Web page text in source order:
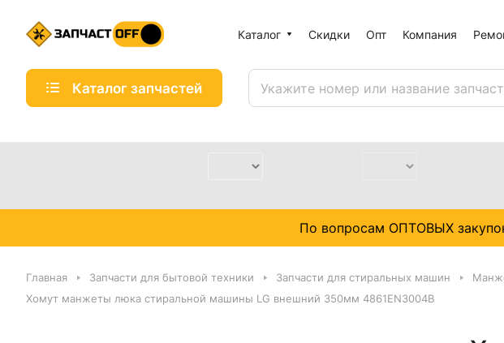
Каталог Скидки Опт Компания
Каталог запчастей
По вопросам ОПТОВЫХ
Главная Запчасти для бытовой техники Запчасти для стиральных машин
Хомут манжеты люка стиральной машины LG внешний 350мм 4861EN3004B